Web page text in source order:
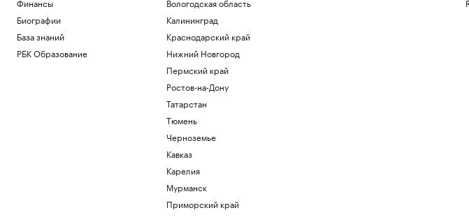
Биографии
База знаний
РБК Образование
Калининград
Краснодарский край
Нижний Новгород
Пермский край
Ростов-на-Дону
Татарстан
Тюмень
Черноземье
Кавказ
Карелия
Мурманск
Приморский край